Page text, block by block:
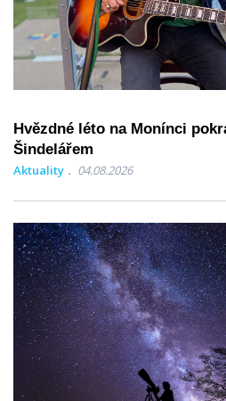
Hvězdné léto na Monínci
Šindelářem
Aktuality 04.08.2026